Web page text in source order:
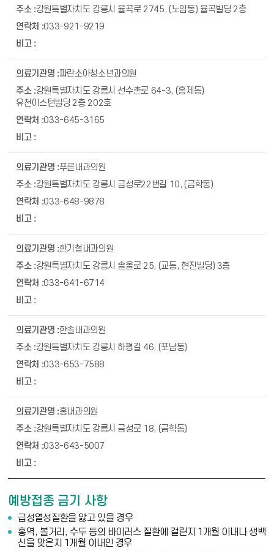
강원특별자치도 강릉시 율곡로 2745, (노암동) 율곡빌딩 2층
033-921-9219
파란소아청소년과의원
강원특별자치도 강릉시 선수촌로 64-3, (홍제동)
유천이스턴빌딩 2층 202호
033-645-3165
푸른내과의원
강원특별자치도 강릉시 금성로22번길 10, (금학동)
033-648-9878
한기철내과의원
강원특별자치도 강릉시 솔올로 25, (교동, 현진빌딩) 3층
033-641-6714
한솔내과의원
강원특별자치도 강릉시 하평길 46, (포남동)
033-653-7588
홍내과의원
강원특별자치도 강릉시 금성로 18, (금학동)
033-643-5007
예방접종 금기 사항
급성열성질환을 앓고 있을 경우
홍역, 볼거리, 수두 등의 바이러스 질환에 걸린지 1개월 이내나 생백
신을 맞은지 1개월 이내인 경우